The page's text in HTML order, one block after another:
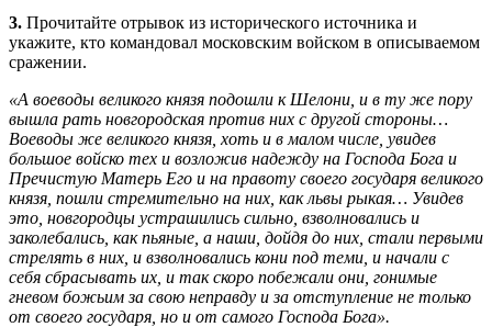
3. Прочитайте отрывок из исторического источника и
укажите, кто командовал московским войском в описываемом
сражении.
«А воеводы великого князя подошли к Шелони, и в ту же пору
вышла рать новгородская против них с другой стороны…
Воеводы же великого князя, хоть и в малом числе, увидев
большое войско тех и возложив надежду на Господа Бога и
Пречистую Матерь Его и на правоту своего государя великого
князя, пошли стремительно на них, как львы рыкая… Увидев
это, новгородцы устрашились сильно, взволновались и
заколебались, как пьяные, а наши, дойдя до них, стали первыми
стрелять в них, и взволновались кони под теми, и начали с
себя сбрасывать их, и так скоро побежали они, гонимые
гневом божьим за свою неправду и за отступление не только
от своего государя, но и от самого Господа Бога».